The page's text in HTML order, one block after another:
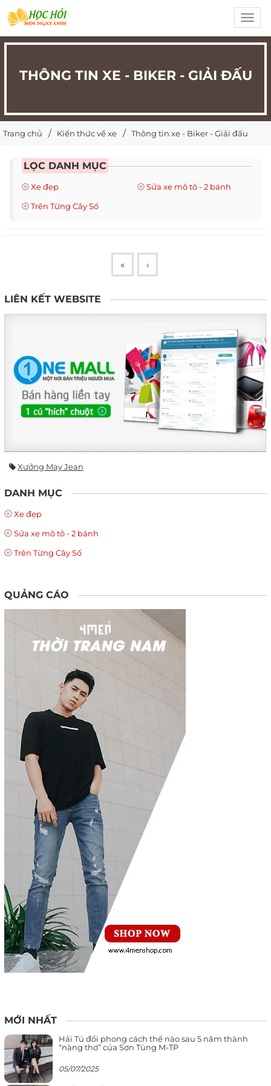
THÔNG TIN XE - BIKER - GIẢI ĐẤU
Trang chủ Kiến thức về xe Thông tin xe - Biker - Giải đấu
LỌC DANH MỤC
Xe đẹp
Sửa xe mô tô - 2 bánh
Trên Từng Cây Số
« ‹
LIÊN KẾT WEBSITE
Xưởng May Jean
DANH MỤC
Xe đẹp
Sửa xe mô tô - 2 bánh
Trên Từng Cây Số
QUẢNG CÁO
MỚI NHẤT
Hải Tú đổi phong cách thế nào sau 5 năm thành
“nàng thơ” của Sơn Tùng M-TP
05/07/2025